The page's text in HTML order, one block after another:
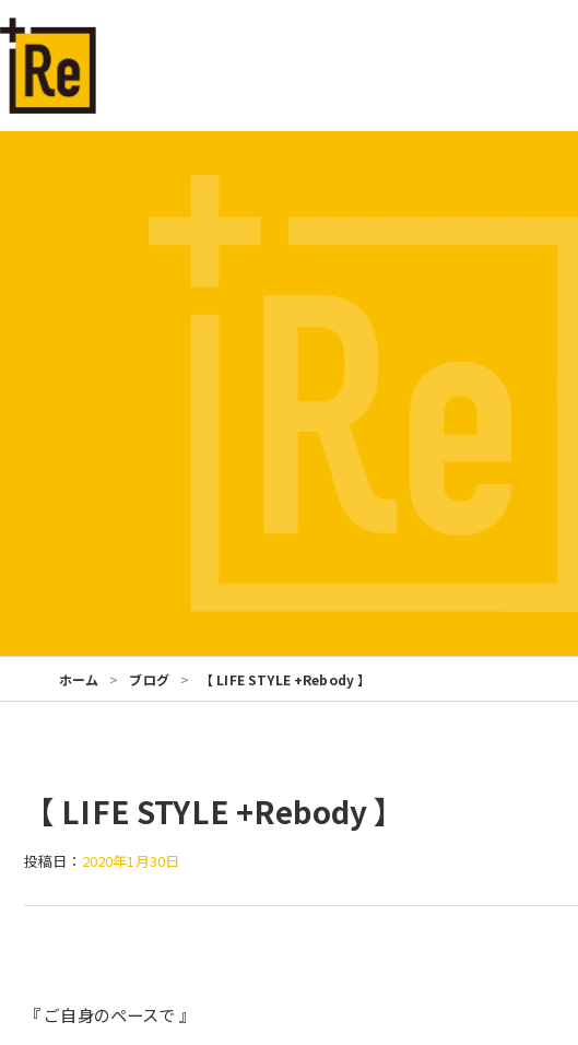
ホーム ブログ 【 LIFE STYLE +Rebody 】
【 LIFE STYLE +Rebody 】
投稿日： 2020年1月30日
『 ご自身のペースで 』